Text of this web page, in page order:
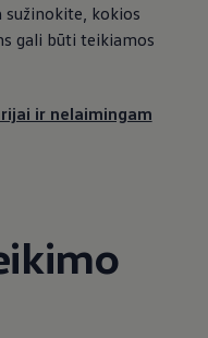
sužinokite, kokios
gali būti teikiamos
ir nelaimingam